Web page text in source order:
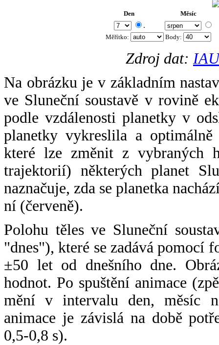
Den Měsíc
.
Měřítko: Body:
Zdroj dat:
Na obrázku je v základním
ve Sluneční soustavě v rovině
podle vzdálenosti planetky v
planetky vykreslila a
které lze změnit z vybraných
trajektorií) některých planet
naznačuje, zda se planetka
ní (červeně).
Polohu těles ve Sluneční
"dnes"), které se zadává pomocí
±50 let od dnešního dne.
hodnot. Po spuštění animace
mění v intervalu den, měsíc
animace je závislá na době
0,5-0,8 s).